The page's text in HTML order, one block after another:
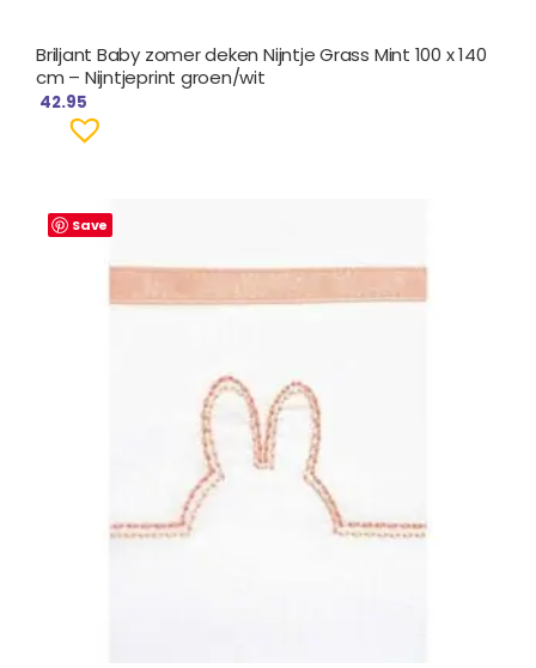
Briljant Baby zomer deken Nijntje Grass Mint 100 x 140
cm – Nijntjeprint groen/wit
42.95
Save